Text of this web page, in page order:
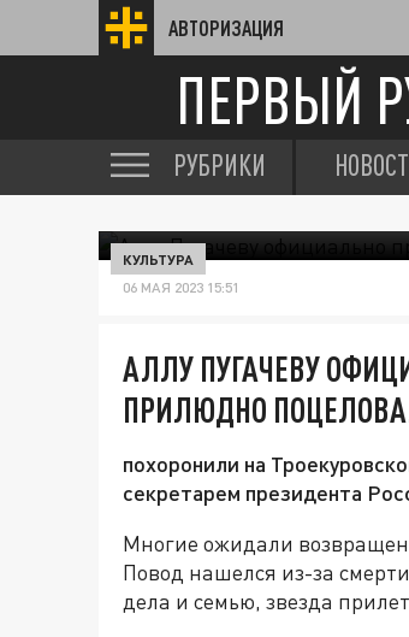
АВТОРИЗАЦИЯ
ПЕРВЫЙ
РУБРИКИ
КУЛЬТУРА
06 МАЯ 2023 15:51
АЛЛУ ПУГАЧЕВУ
ПРИЛЮДНО
похоронили на
секретарем президента
Многие ожидали
Повод нашелся из-за
дела и семью, звезда